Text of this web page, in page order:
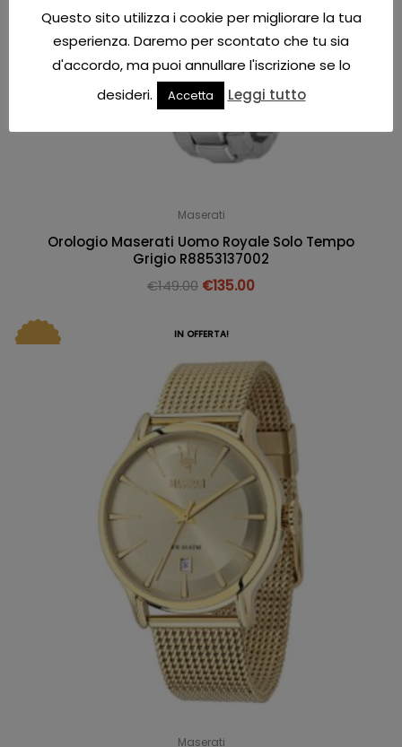
Maserati
Orologio Maserati Uomo Royale Solo Tempo
Grigio R8853137002
€149.00 €135.00
IN OFFERTA!
Maserati
Questo sito utilizza i cookie per migliorare la tua
esperienza. Daremo per scontato che tu sia
d'accordo, ma puoi annullare l'iscrizione se lo
desideri.
Accetta Leggi tutto